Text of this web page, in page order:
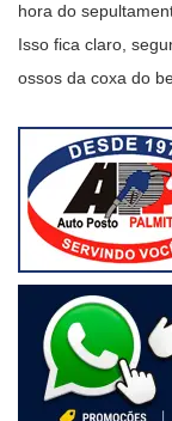
hora do
Isso fica claro,
ossos da coxa do